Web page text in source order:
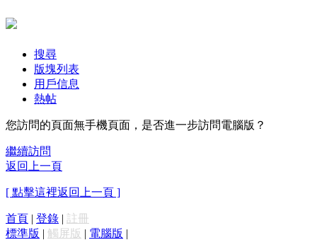
搜尋
版塊列表
用戶信息
熱帖
您訪問的頁面無手機頁面，是否進一步訪問電腦版？
繼續訪問
返回上一頁
[ 點擊這裡返回上一頁 ]
首頁 | 登錄 | 註冊
標準版 | 觸屏版 | 電腦版 |